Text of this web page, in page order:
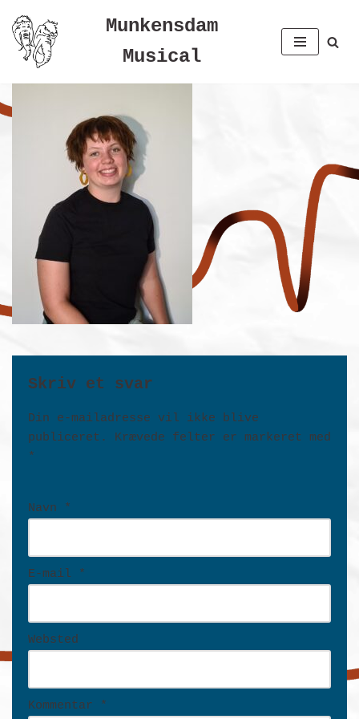
Spring
indhold
Munkensdam
Musical
Skriv et svar
Din e-mailadresse vil ikke blive
publiceret.
Krævede felter er markeret med
*
Navn *
E-mail *
Websted
Kommentar *